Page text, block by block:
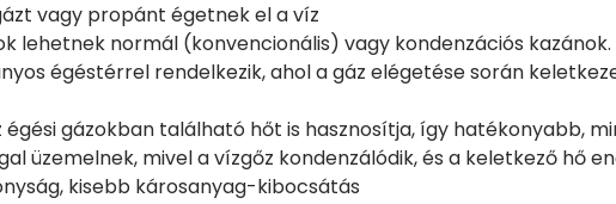
vagy propánt égetnek el a víz
lehetnek normál (konvencionális) vagy kondenzációs kazánok.
égéstérrel rendelkezik, ahol a gáz elégetése során
égési gázokban található hőt is hasznosítja, így hatékonyabb,
üzemelnek, mivel a vízgőz kondenzálódik, és a keletkező hő
kisebb károsanyag-kibocsátás